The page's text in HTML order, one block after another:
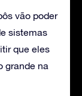
vão poder
sistemas
que eles
grande na